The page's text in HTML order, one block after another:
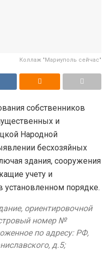
Коллаж "Мариуполь сейчас"
собственников
и
Народной
бесхозяйных
здания, сооружения
учету и
порядке.
ориентировочной
номер №
по адресу: РФ,
д.5;